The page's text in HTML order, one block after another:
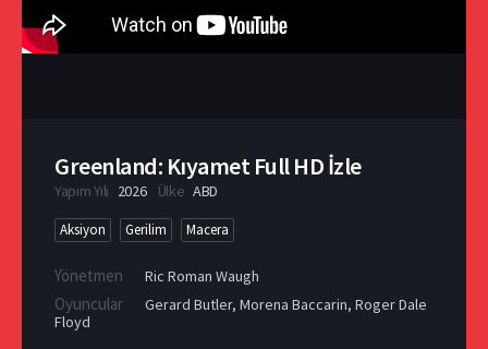
Greenland: Kıyamet Full HD İzle
Yapım Yılı 2026 Ülke ABD
Aksiyon Gerilim Macera
Yönetmen Ric Roman Waugh
Oyuncular Gerard Butler, Morena Baccarin, Roger Dale
Floyd